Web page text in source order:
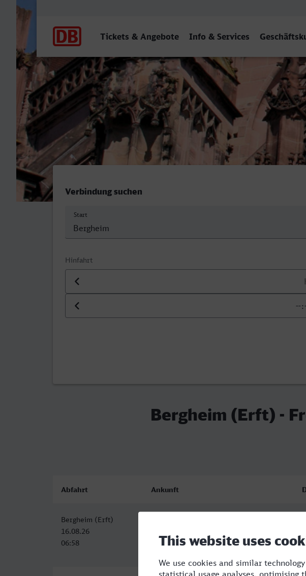
Tickets & Angebote Info & Services
Bergheim (Erft) - Freiburg
Verbindung suchen
Start
Hinfahrt
Datum der Hinfahrt
Uhrzeit der Hinfahrt
Bergheim (Erft) -
Abfahrt Ankunft
Bergheim (Erft)
16.08.26
06:58